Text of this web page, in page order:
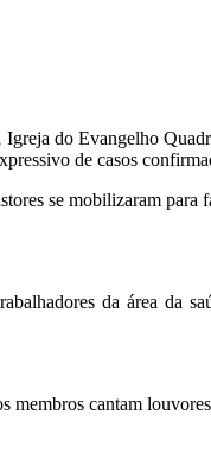
do Evangelho
de casos
se mobilizaram para
da área da
cantam